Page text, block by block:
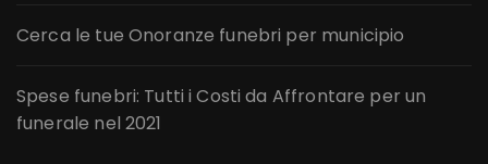
Cerca le tue Onoranze funebri per municipio
Spese funebri: Tutti i Costi da Affrontare per un
funerale nel 2021